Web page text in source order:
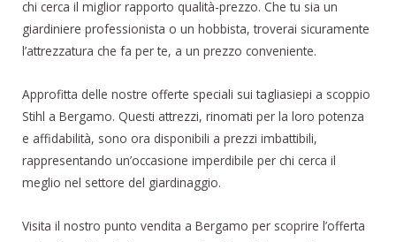
chi cerca il miglior rapporto qualità-prezzo. Che tu sia un
giardiniere professionista o un hobbista, troverai sicuramente
l’attrezzatura che fa per te, a un prezzo conveniente.
Approfitta delle nostre offerte speciali sui tagliasiepi a scoppio
Stihl a Bergamo. Questi attrezzi, rinomati per la loro potenza
e affidabilità, sono ora disponibili a prezzi imbattibili,
rappresentando un’occasione imperdibile per chi cerca il
meglio nel settore del giardinaggio.
Visita il nostro punto vendita a Bergamo per scoprire l’offerta